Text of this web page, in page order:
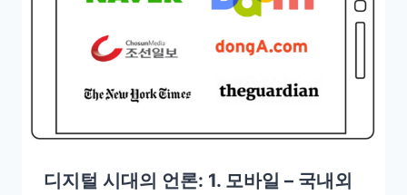
디지털 시대의 언론: 1. 모바일 – 국내외